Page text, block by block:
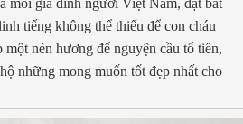
mỗi gia đình người Việt Nam, đặt bát
tiếng không thể thiếu để con cháu
nén hương để nguyện cầu tổ tiên,
những mong muốn tốt đẹp nhất cho